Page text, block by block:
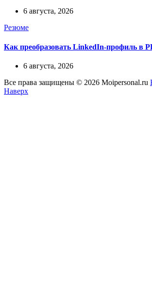
6 августа, 2026
Резюме
Как преобразовать LinkedIn-профиль в
6 августа, 2026
Все права защищены © 2026 Moipersonal.ru
Наверх